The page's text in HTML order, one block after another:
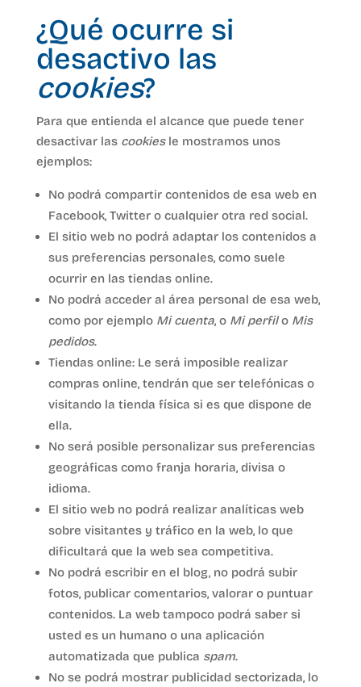
¿Qué ocurre si
desactivo las
cookies?
Para que entienda el alcance que puede tener
desactivar las cookiesle mostramos unos
ejemplos:
No podrá compartir contenidos de esa web en
Facebook, Twitter o cualquier otra red social.
El sitio web no podrá adaptar los contenidos a
sus preferencias personales, como suele
ocurrir en las tiendas online.
No podrá acceder al área personal de esa web,
como por ejemplo Mi cuenta, o Mi perfilo Mis
pedidos.
Tiendas online: Le será imposible realizar
compras online, tendrán que ser telefónicas o
visitando la tienda física si es que dispone de
ella.
No será posible personalizar sus preferencias
geográficas como franja horaria, divisa o
idioma.
El sitio web no podrá realizar analíticas web
sobre visitantes y tráfico en la web, lo que
dificultará que la web sea competitiva.
No podrá escribir en el blog, no podrá subir
fotos, publicar comentarios, valorar o puntuar
contenidos. La web tampoco podrá saber si
usted es un humano o una aplicación
automatizada que publica spam.
No se podrá mostrar publicidad sectorizada, lo